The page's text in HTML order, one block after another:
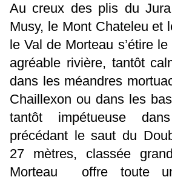
Au creux des plis du
Musy, le Mont Chateleu et
le Val de Morteau s’étire
agréable rivière, tantôt
dans les méandres
Chaillexon ou dans les
tantôt impétueuse
précédant le saut du
27 mètres, classée
Morteau offre toute